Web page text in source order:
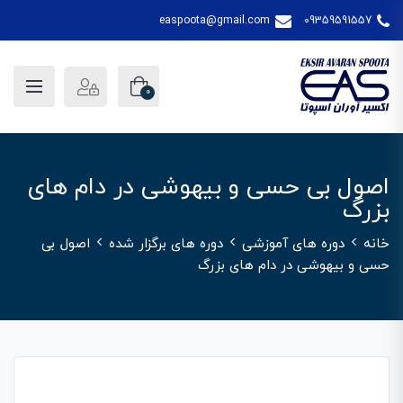
09359591557
easpoota@gmail.com
0
اصول بی حسی و بیهوشی در دام های
بزرگ
خانه دوره های آموزشی دوره های برگزار شده
اصول بی
حسی و بیهوشی در دام های بزرگ